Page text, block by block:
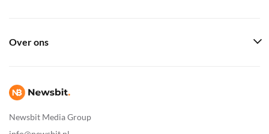
Newsbit Media Group
Over ons